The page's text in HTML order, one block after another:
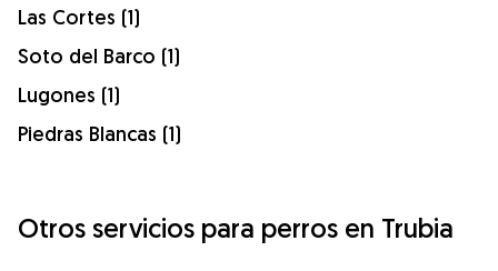
Las Cortes (1)
Soto del Barco (1)
Lugones (1)
Piedras Blancas (1)
Otros servicios para perros en Trubia